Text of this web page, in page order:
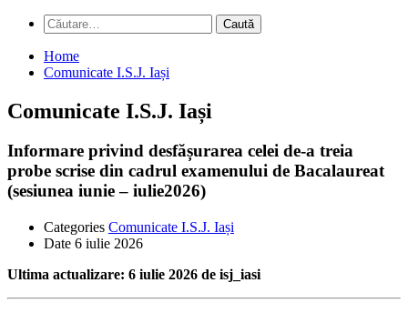
Caută
după:
Home
Comunicate I.S.J. Iași
Comunicate I.S.J. Iași
Informare privind desfășurarea celei de-a treia
probe scrise din cadrul examenului de Bacalaureat
(sesiunea iunie – iulie2026)
Categories Comunicate I.S.J. Iași
Date 6 iulie 2026
Ultima actualizare: 6 iulie 2026 de isj_iasi